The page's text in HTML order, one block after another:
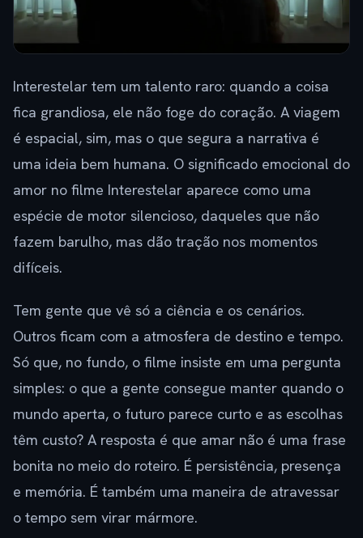
Interestelar tem um talento raro: quando a coisa
fica grandiosa, ele não foge do coração. A viagem
é espacial, sim, mas o que segura a narrativa é
uma ideia bem humana. O significado emocional do
amor no filme Interestelar aparece como uma
espécie de motor silencioso, daqueles que não
fazem barulho, mas dão tração nos momentos
difíceis.
Tem gente que vê só a ciência e os cenários.
Outros ficam com a atmosfera de destino e tempo.
Só que, no fundo, o filme insiste em uma pergunta
simples: o que a gente consegue manter quando o
mundo aperta, o futuro parece curto e as escolhas
têm custo? A resposta é que amar não é uma frase
bonita no meio do roteiro. É persistência, presença
e memória. É também uma maneira de atravessar
o tempo sem virar mármore.